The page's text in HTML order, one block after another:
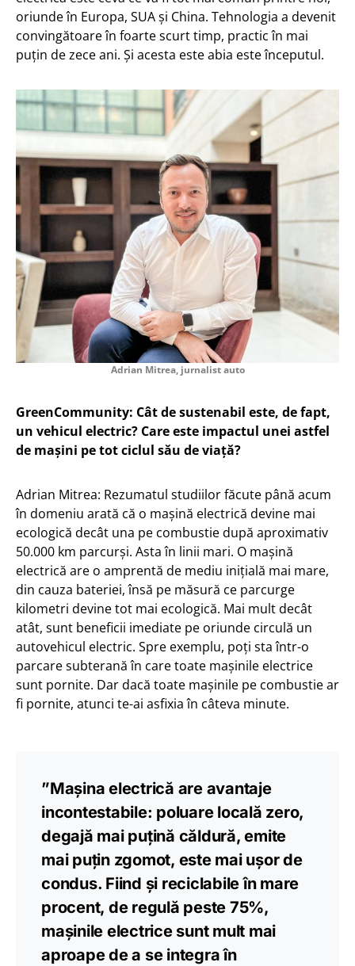
oriunde în Europa, SUA și China. Tehnologia a devenit
convingătoare în foarte scurt timp, practic în mai
puțin de zece ani. Și acesta este abia este începutul.
Adrian Mitrea, jurnalist auto
GreenCommunity: Cât de sustenabil este, de fapt,
un vehicul electric? Care este impactul unei astfel
de mașini pe tot ciclul său de viață?
Adrian Mitrea: Rezumatul studiilor făcute până acum
în domeniu arată că o mașină electrică devine mai
ecologică decât una pe combustie după aproximativ
50.000 km parcurși. Asta în linii mari. O mașină
electrică are o amprentă de mediu inițială mai mare,
din cauza bateriei, însă pe măsură ce parcurge
kilometri devine tot mai ecologică. Mai mult decât
atât, sunt beneficii imediate pe oriunde circulă un
autovehicul electric. Spre exemplu, poți sta într-o
parcare subterană în care toate mașinile electrice
sunt pornite. Dar dacă toate mașinile pe combustie ar
fi pornite, atunci te-ai asfixia în câteva minute.
”Mașina electrică are avantaje
incontestabile: poluare locală zero,
degajă mai puțină căldură, emite
mai puțin zgomot, este mai ușor de
condus. Fiind și reciclabile în mare
procent, de regulă peste 75%,
mașinile electrice sunt mult mai
aproape de a se integra în